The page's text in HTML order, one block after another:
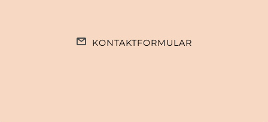
KONTAKTFORMULAR